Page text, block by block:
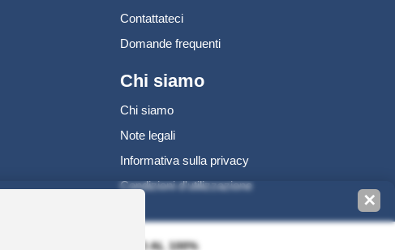
Contattateci
Domande frequenti
Chi siamo
Chi siamo
Note legali
Informativa sulla privacy
Condizioni d'utilizzazione
PAGAMENTO SICURO AL 100%
✕